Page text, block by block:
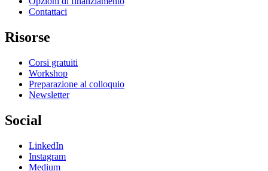
Contattaci
Risorse
Corsi gratuiti
Workshop
Preparazione al colloquio
Newsletter
Social
LinkedIn
Instagram
Medium